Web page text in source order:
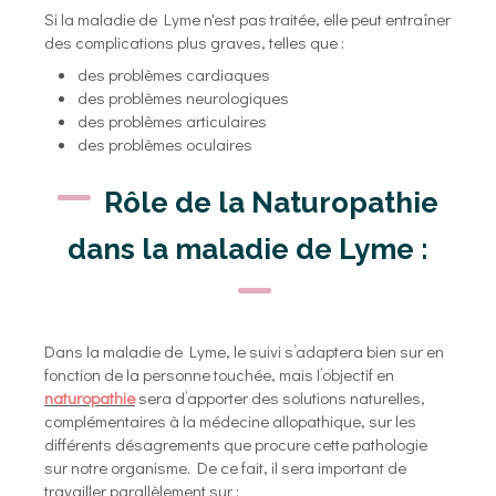
Si la maladie de Lyme n'est pas traitée, elle peut entraîner
des complications plus graves, telles que :
des problèmes cardiaques
des problèmes neurologiques
des problèmes articulaires
des problèmes oculaires
Rôle de la Naturopathie
dans la maladie de Lyme :
Dans la maladie de Lyme, le suivi s’adaptera bien sur en
fonction de la personne touchée, mais l’objectif en
naturopathiesera d’apporter des solutions naturelles,
complémentaires à la médecine allopathique, sur les
différents désagrements que procure cette pathologie
sur notre organisme. De ce fait, il sera important de
travailler parallèlement sur :